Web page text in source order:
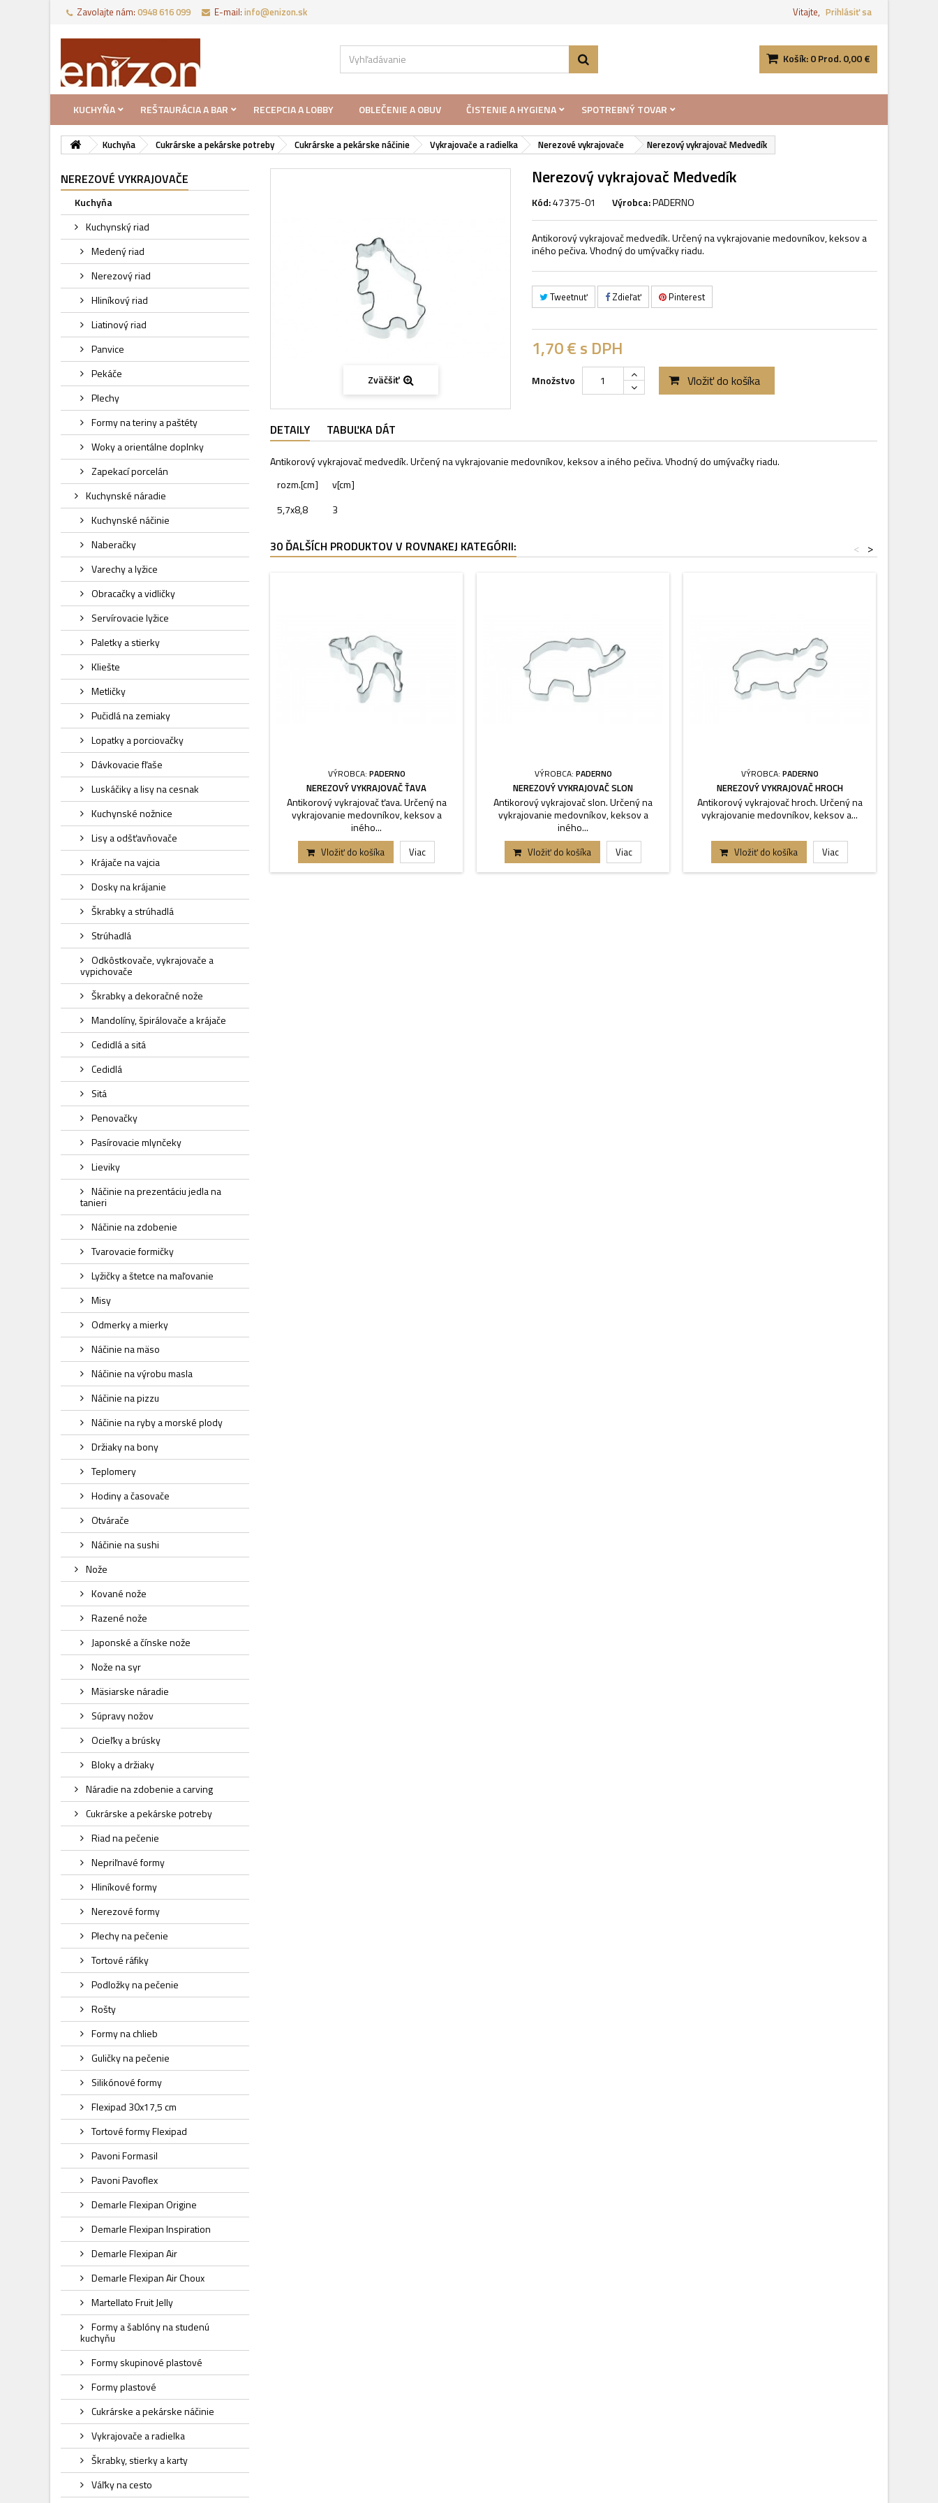
Vitajte, Prihlásiť sa
Zavolajte nám: 0948 616 099 E-mail: info@enizon.sk
Košík:0Prod.0,00 €
KUCHYŇA REŠTAURÁCIA A BAR RECEPCIA A LOBBY OBLEČENIE A OBUV ČISTENIE A HYGIENA SPOTREBNÝ TOVAR
Kuchyňa Cukrárske a pekárske potreby Cukrárske a pekárske náčinie Vykrajovače a radielka Nerezové vykrajovače Nerezový vykrajovač Medvedík
NEREZOVÉ VYKRAJOVAČE
Kuchyňa
Kuchynský riad
Medený riad
Nerezový riad
Hliníkový riad
Liatinový riad
Panvice
Pekáče
Plechy
Formy na teriny a paštéty
Woky a orientálne doplnky
Zapekací porcelán
Kuchynské náradie
Kuchynské náčinie
Naberačky
Varechy a lyžice
Obracačky a vidličky
Servírovacie lyžice
Paletky a stierky
Kliešte
Metličky
Pučidlá na zemiaky
Lopatky a porciovačky
Dávkovacie fľaše
Luskáčiky a lisy na cesnak
Kuchynské nožnice
Lisy a odšťavňovače
Krájače na vajcia
Dosky na krájanie
Škrabky a strúhadlá
Strúhadlá
Odkôstkovače, vykrajovače a
vypichovače
Škrabky a dekoračné nože
Mandolíny, špirálovače a krájače
Cedidlá a sitá
Cedidlá
Sitá
Penovačky
Pasírovacie mlynčeky
Lieviky
Náčinie na prezentáciu jedla na
tanieri
Náčinie na zdobenie
Tvarovacie formičky
Lyžičky a štetce na maľovanie
Misy
Odmerky a mierky
Náčinie na mäso
Náčinie na výrobu masla
Náčinie na pizzu
Náčinie na ryby a morské plody
Držiaky na bony
Teplomery
Hodiny a časovače
Otvárače
Náčinie na sushi
Nože
Kované nože
Razené nože
Japonské a čínske nože
Nože na syr
Mäsiarske náradie
Súpravy nožov
Ocieľky a brúsky
Bloky a držiaky
Náradie na zdobenie a carving
Cukrárske a pekárske potreby
Riad na pečenie
Nepriľnavé formy
Hliníkové formy
Nerezové formy
Plechy na pečenie
Tortové ráfiky
Podložky na pečenie
Rošty
Formy na chlieb
Guličky na pečenie
Silikónové formy
Flexipad 30x17,5 cm
Tortové formy Flexipad
Pavoni Formasil
Pavoni Pavoflex
Demarle Flexipan Origine
Demarle Flexipan Inspiration
Demarle Flexipan Air
Demarle Flexipan Air Choux
Martellato Fruit Jelly
Formy a šablóny na studenú
kuchyňu
Formy skupinové plastové
Formy plastové
Cukrárske a pekárske náčinie
Vykrajovače a radielka
Škrabky, stierky a karty
Váľky na cesto
Zväčšiť
Nerezový vykrajovač Medvedík
Kód:47375-01 Výrobca:PADERNO
Antikorový vykrajovač medvedík. Určený na vykrajovanie medovníkov, keksov a
iného pečiva. Vhodný do umývačky riadu.
Tweetnuť Zdieľať Pinterest
1,70 €s DPH
Množstvo Vložiť do košíka
DETAILY TABUĽKA DÁT
Antikorový vykrajovač medvedík. Určený na vykrajovanie medovníkov, keksov a iného pečiva. Vhodný do umývačky riadu.
rozm.[cm]
v[cm]
5,7x8,8
3
30 ĎALŠÍCH PRODUKTOV V ROVNAKEJ KATEGÓRII: >
<
VÝROBCA: PADERNO
NEREZOVÝ VYKRAJOVAČ ŤAVA
Antikorový vykrajovač ťava. Určený na
vykrajovanie medovníkov, keksov a
iného...
Vložiť do košíka Viac
VÝROBCA: PADERNO
NEREZOVÝ VYKRAJOVAČ SLON
Antikorový vykrajovač slon. Určený na
vykrajovanie medovníkov, keksov a
iného...
Vložiť do košíka Viac
VÝROBCA: PADERNO
NEREZOVÝ VYKRAJOVAČ HROCH
Antikorový vykrajovač hroch. Určený na
vykrajovanie medovníkov, keksov a...
Vložiť do košíka Viac